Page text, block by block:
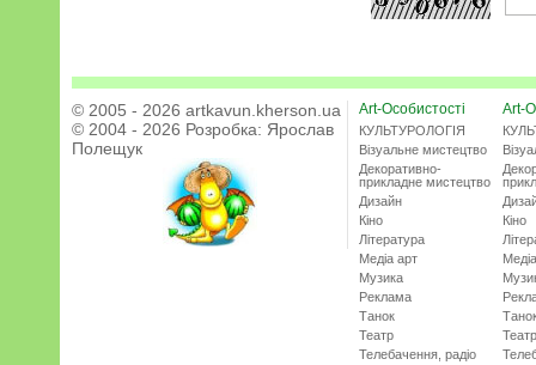
© 2005 - 2026 artkavun.kherson.ua
© 2004 - 2026 Розробка: Ярослав
Полещук
Art-Особистості
КУЛЬТУРОЛОГІЯ
Візуальне мистецтво
Декоративно-
прикладне мистецтво
Дизайн
Кіно
Література
Медіа арт
Музика
Реклама
Танок
Театр
Телебачення, радіо
Art-
Кіно
Театр